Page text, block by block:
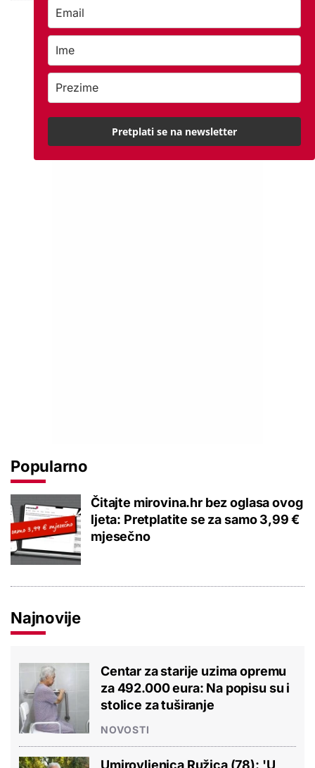
Popularno
Čitajte mirovina.hr bez oglasa ovog
ljeta: Pretplatite se za samo 3,99 €
mjesečno
Najnovije
Centar za starije uzima opremu
za 492.000 eura: Na popisu su i
stolice za tuširanje
NOVOSTI
Umirovljenica Ružica (78): 'U
Pretplati se na newsletter